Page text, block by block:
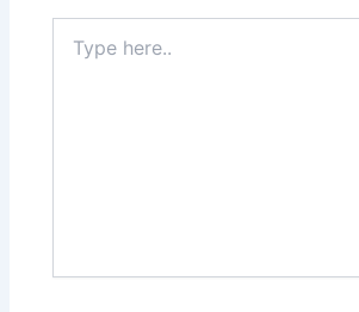
here..